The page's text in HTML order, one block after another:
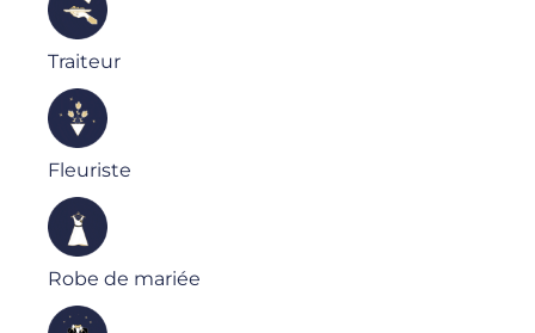
Traiteur
Fleuriste
Robe de mariée